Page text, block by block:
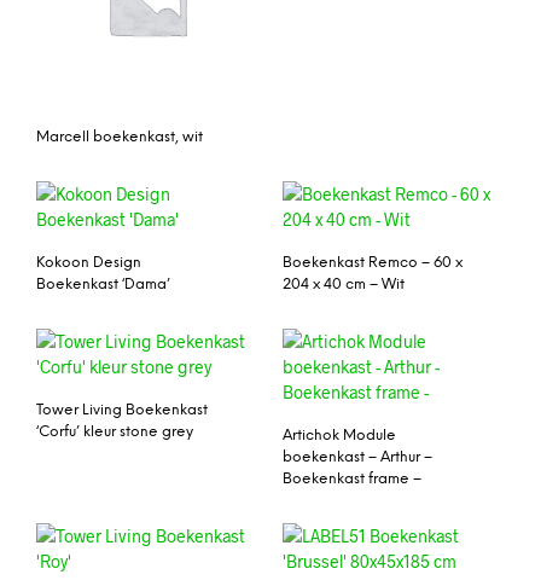
Marcell boekenkast, wit
Kokoon Design
Boekenkast ‘Dama’
Boekenkast Remco – 60 x
204 x 40 cm – Wit
Tower Living Boekenkast
‘Corfu’ kleur stone grey
Artichok Module
boekenkast – Arthur –
Boekenkast frame –